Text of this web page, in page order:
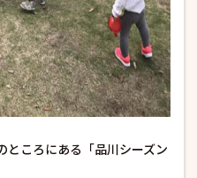
ところにある「品川シーズン